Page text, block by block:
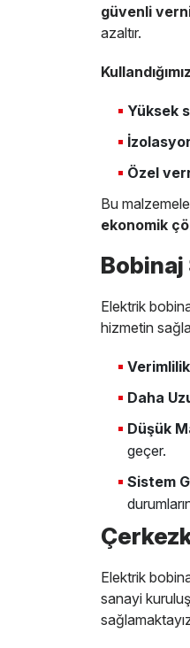
güvenli
azaltır.
Yüksek
Özel
Bu
ekonomik
Bobinaj
Elektrik
hizmetin
Verimlilik
Daha
Düşük
geçer.
Sistem
Elektrik
sanayi